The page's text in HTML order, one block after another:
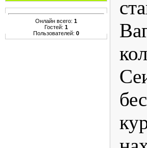
Онлайн всего: 1
Гостей: 1
Пользователей: 0